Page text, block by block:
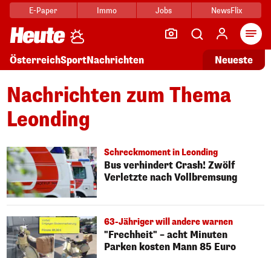
E-Paper Immo Jobs NewsFlix
ÖsterreichSportNachrichten Neueste
Nachrichten zum Thema
Leonding
Schreckmoment in Leonding
Bus verhindert Crash! Zwölf
Verletzte nach Vollbremsung
63-Jähriger will andere warnen
"Frechheit" – acht Minuten
Parken kosten Mann 85 Euro